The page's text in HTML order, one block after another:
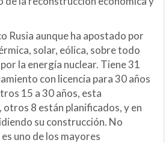
Rusia aunque ha apostado por
solar, eólica, sobre todo
la energía nuclear. Tiene 31
con licencia para 30 años
15 a 30 años, esta
8 están planificados, y en
su construcción. No
uno de los mayores